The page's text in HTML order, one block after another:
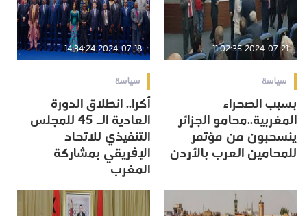
2024-07-21 11:02:35
سياسة
بسبب الصحراء
المغربية..محامو الجزائر
ينسحبون من مؤتمر
للمحامين العرب بالأردن
2024-07-18 14:34:24
سياسة
أكرا.. انطلاق الدورة
العادية الـ 45 للمجلس
التنفيذي للاتحاد
الإفريقي بمشاركة
المغرب